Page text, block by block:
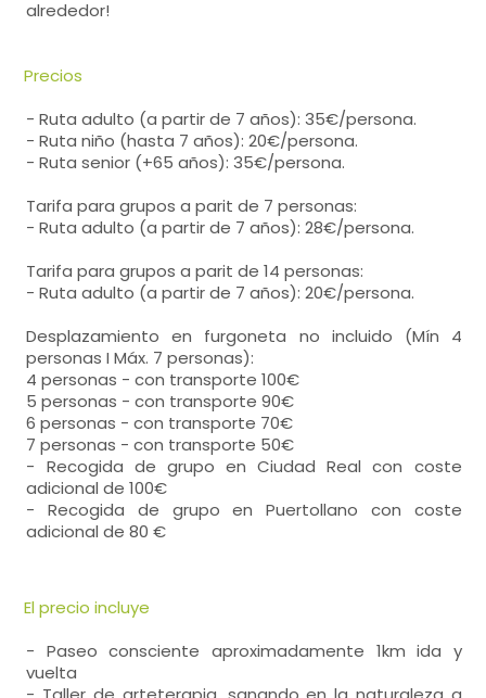
alrededor!
Precios
- Ruta adulto (a partir de 7 años): 35€/persona.
- Ruta niño (hasta 7 años): 20€/persona.
- Ruta senior (+65 años): 35€/persona.
Tarifa para grupos a parit de 7 personas:
- Ruta adulto (a partir de 7 años): 28€/persona.
Tarifa para grupos a parit de 14 personas:
- Ruta adulto (a partir de 7 años): 20€/persona.
Desplazamiento en furgoneta no incluido (Mín 4
personas I Máx. 7 personas):
4 personas - con transporte 100€
5 personas - con transporte 90€
6 personas - con transporte 70€
7 personas - con transporte 50€
- Recogida de grupo en Ciudad Real con coste
adicional de 100€
- Recogida de grupo en Puertollano con coste
adicional de 80 €
El precio incluye
- Paseo consciente aproximadamente 1km ida y
vuelta